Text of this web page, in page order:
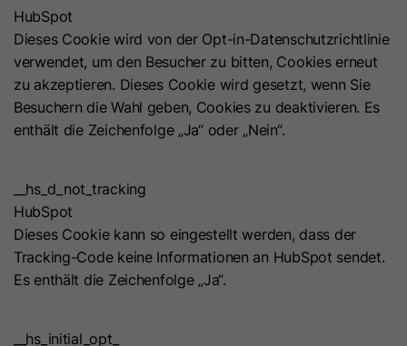
HubSpot
Dieses Cookie wird von der Opt-in-Datenschutzrichtlinie
verwendet, um den Besucher zu bitten, Cookies erneut
zu akzeptieren. Dieses Cookie wird gesetzt, wenn Sie
Besuchern die Wahl geben, Cookies zu deaktivieren. Es
enthält die Zeichenfolge „Ja“ oder „Nein“.
__hs_d_not_tracking
HubSpot
Dieses Cookie kann so eingestellt werden, dass der
Tracking-Code keine Informationen an HubSpot sendet.
Es enthält die Zeichenfolge „Ja“.
__hs_initial_opt_